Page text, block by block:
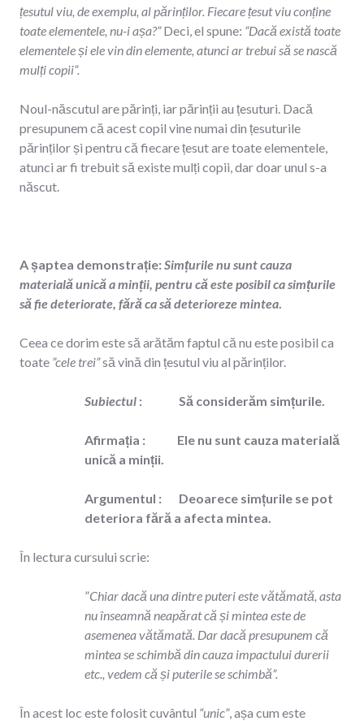
țesutul viu, de exemplu, al părinților. Fiecare țesut viu conține
toate elementele, nu-i așa?”Deci, el spune: “Dacă există toate
elementele și ele vin din elemente, atunci ar trebui să se nască
mulți copii”.
Noul-născutul are părinți, iar părinții au țesuturi. Dacă
presupunem că acest copil vine numai din țesuturile
părinților și pentru că fiecare țesut are toate elementele,
atunci ar fi trebuit să existe mulți copii, dar doar unul s-a
născut.
A șaptea demonstrație:Simțurile nu sunt cauza
materială unică a minții, pentru că este posibil ca simțurile
să fie deteriorate, fără ca să deterioreze mintea.
Ceea ce dorim este să arătăm faptul că nu este posibil ca
toate ”cele trei”să vină din țesutul viu al părinților.
Subiectul : Să considerăm simțurile.
Afirmația : Ele nu sunt cauza materială
unică a minții.
Argumentul : Deoarece simțurile se pot
deteriora fără a afecta mintea.
În lectura cursului scrie:
”Chiar dacă una dintre puteri este vătămată, asta
nu înseamnă neapărat că și mintea este de
asemenea vătămată. Dar dacă presupunem că
mintea se schimbă din cauza impactului durerii
etc., vedem că și puterile se schimbă”.
În acest loc este folosit cuvântul “unic”, așa cum este